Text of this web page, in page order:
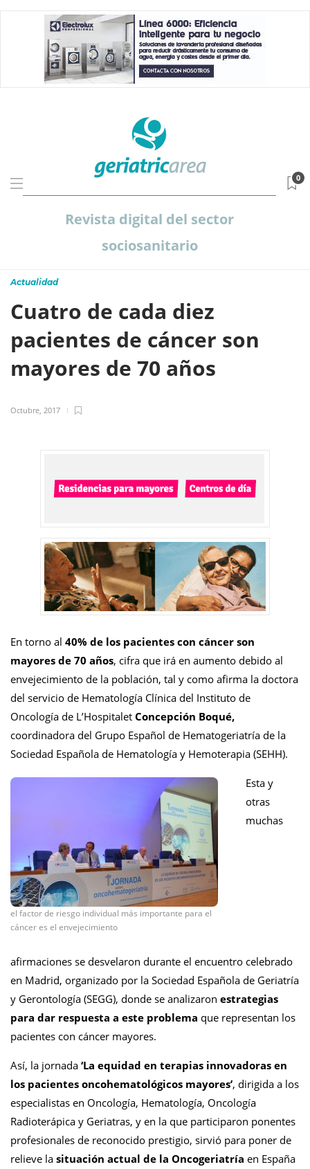
Revista digital del sector
sociosanitario
0
Actualidad
Cuatro de cada diez
pacientes de cáncer son
mayores de 70 años
Octubre, 2017
En torno al 40% de los pacientes con cáncer son
mayores de 70 años, cifra que irá en aumento debido al
envejecimiento de la población, tal y como afirma la doctora
del servicio de Hematología Clínica del Instituto de
Oncología de L’Hospitalet Concepción Boqué,
coordinadora del Grupo Español de Hematogeriatría de la
Sociedad Española de Hematología y Hemoterapia (SEHH).
el factor de riesgo individual más importante para el
cáncer es el envejecimiento
Esta y
otras
muchas
afirmaciones se desvelaron durante el encuentro celebrado
en Madrid, organizado por la Sociedad Española de Geriatría
y Gerontología (SEGG), donde se analizaron estrategias
para dar respuesta a este problema que representan los
pacientes con cáncer mayores.
Así, la jornada ‘La equidad en terapias innovadoras en
los pacientes oncohematológicos mayores’, dirigida a los
especialistas en Oncología, Hematología, Oncología
Radioterápica y Geriatras, y en la que participaron ponentes
profesionales de reconocido prestigio, sirvió para poner de
relieve la situación actual de la Oncogeriatría en España